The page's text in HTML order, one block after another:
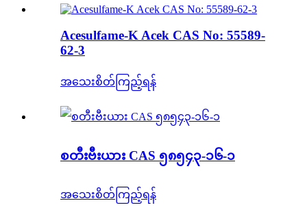
Acesulfame-K Acek CAS No: 55589-
62-3
အသေးစိတ်ကြည့်ရန်
စတီးဗီးယား CAS ၅၈၅၄၃-၁၆-၁
အသေးစိတ်ကြည့်ရန်